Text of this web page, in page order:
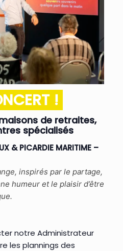
!
de retraites,
spécialisés
& PICARDIE MARITIME –
inspirés par le partage,
humeur et le plaisir d’être
notre Administrateur
les plannings des